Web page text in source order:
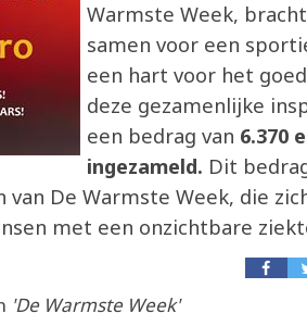
Warmste Week,
samen voor een
een hart voor het
deze gezamenlijke
een bedrag van 6.370
ingezameld. Dit
van De Warmste Week, die
met een onzichtbare
'De Warmste Week'